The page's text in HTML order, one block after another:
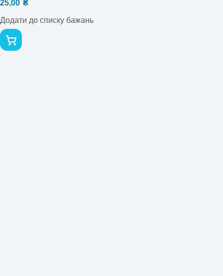
25,00 ₴
Додати до списку бажань